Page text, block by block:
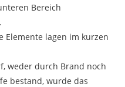
Bereich
Elemente lagen im kurzen
weder durch Brand noch
bestand, wurde das